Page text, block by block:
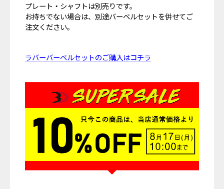
プレート・シャフトは別売りです。
お持ちでない場合は、別途バーベルセットを併せてご
注文ください。
ラバーバーベルセットのご購入はコチラ